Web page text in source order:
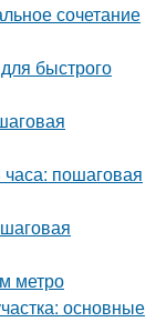
сочетание
быстрого
пошаговая
метро
основные